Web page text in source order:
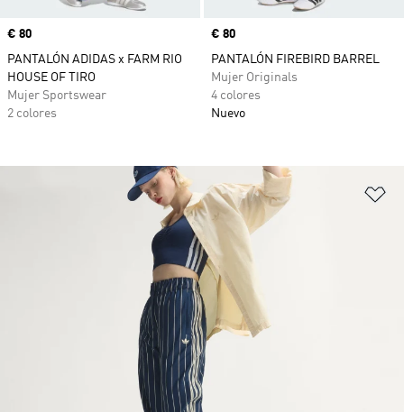
Precio
€ 80
PANTALÓN ADIDAS x FARM RIO
HOUSE OF TIRO
Mujer Sportswear
2 colores
Precio
€ 80
PANTALÓN FIREBIRD BARREL
Mujer Originals
4 colores
Nuevo